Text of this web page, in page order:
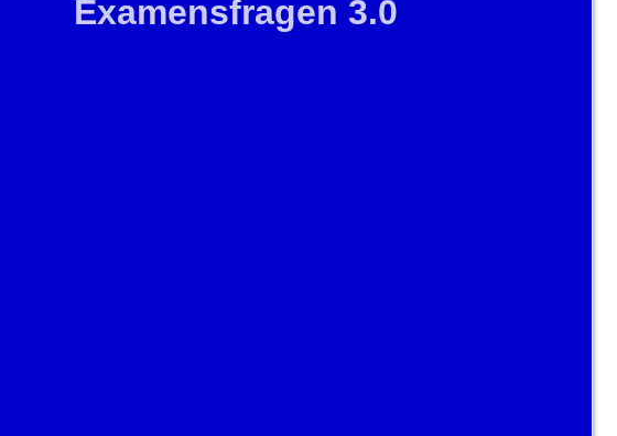
Examensfragen 3.0